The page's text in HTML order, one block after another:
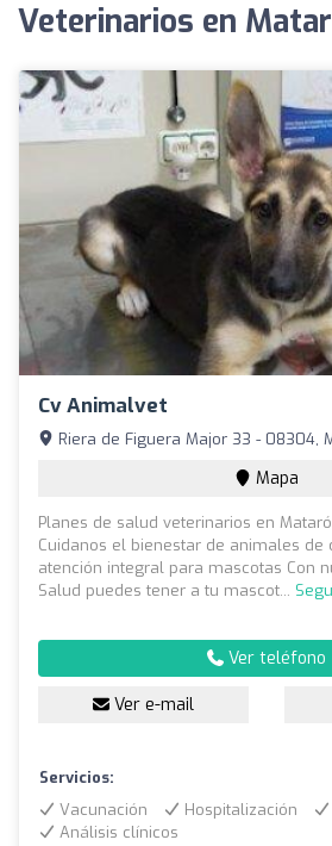
Veterinarios en
Cv Animalvet
Riera de Figuera Major 33 - 08304,
Mapa
Planes de salud veterinarios en
Cuidanos el bienestar de animales de
atención integral para mascotas Con
Salud puedes tener a tu mascot...
Ver teléfono
Ver e-mail
Servicios:
Vacunación
Hospitalización
Análisis clínicos